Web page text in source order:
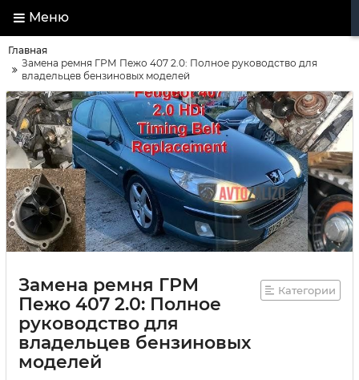
Меню
Главная
Замена ремня ГРМ Пежо 407 2.0: Полное руководство для
владельцев бензиновых моделей
Замена ремня ГРМ
Пежо 407 2.0: Полное
руководство для
владельцев бензиновых
моделей
Категории